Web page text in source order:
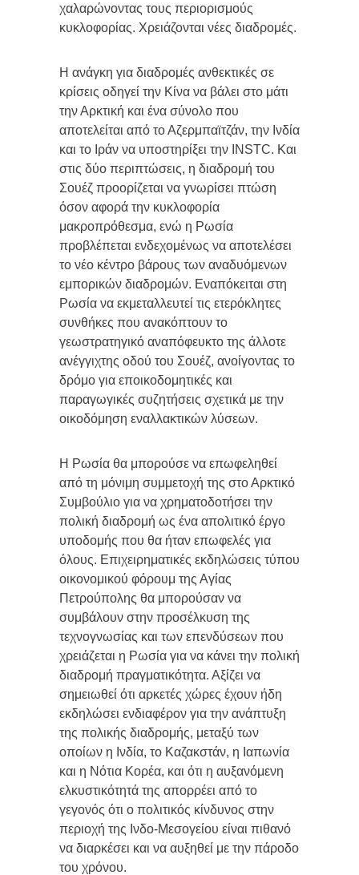
χαλαρώνοντας τους περιορισμούς
κυκλοφορίας. Χρειάζονται νέες διαδρομές.
Η ανάγκη για διαδρομές ανθεκτικές σε
κρίσεις οδηγεί την Κίνα να βάλει στο μάτι
την Αρκτική και ένα σύνολο που
αποτελείται από το Αζερμπαϊτζάν, την Ινδία
και το Ιράν να υποστηρίξει την INSTC. Και
στις δύο περιπτώσεις, η διαδρομή του
Σουέζ προορίζεται να γνωρίσει πτώση
όσον αφορά την κυκλοφορία
μακροπρόθεσμα, ενώ η Ρωσία
προβλέπεται ενδεχομένως να αποτελέσει
το νέο κέντρο βάρους των αναδυόμενων
εμπορικών διαδρομών. Εναπόκειται στη
Ρωσία να εκμεταλλευτεί τις ετερόκλητες
συνθήκες που ανακόπτουν το
γεωστρατηγικό αναπόφευκτο της άλλοτε
ανέγγιχτης οδού του Σουέζ, ανοίγοντας το
δρόμο για εποικοδομητικές και
παραγωγικές συζητήσεις σχετικά με την
οικοδόμηση εναλλακτικών λύσεων.
Η Ρωσία θα μπορούσε να επωφεληθεί
από τη μόνιμη συμμετοχή της στο Αρκτικό
Συμβούλιο για να χρηματοδοτήσει την
πολική διαδρομή ως ένα απολιτικό έργο
υποδομής που θα ήταν επωφελές για
όλους. Επιχειρηματικές εκδηλώσεις τύπου
οικονομικού φόρουμ της Αγίας
Πετρούπολης θα μπορούσαν να
συμβάλουν στην προσέλκυση της
τεχνογνωσίας και των επενδύσεων που
χρειάζεται η Ρωσία για να κάνει την πολική
διαδρομή πραγματικότητα. Αξίζει να
σημειωθεί ότι αρκετές χώρες έχουν ήδη
εκδηλώσει ενδιαφέρον για την ανάπτυξη
της πολικής διαδρομής, μεταξύ των
οποίων η Ινδία, το Καζακστάν, η Ιαπωνία
και η Νότια Κορέα, και ότι η αυξανόμενη
ελκυστικότητά της απορρέει από το
γεγονός ότι ο πολιτικός κίνδυνος στην
περιοχή της Ινδο-Μεσογείου είναι πιθανό
να διαρκέσει και να αυξηθεί με την πάροδο
του χρόνου.